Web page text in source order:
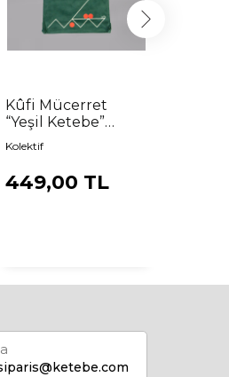
Kûfi Mücerret
“Yeşil Ketebe”
Çanta
Kolektif
449,00 TL